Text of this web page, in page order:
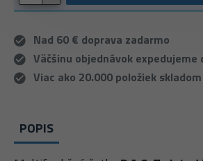
Nad 60 € doprava zadarmo
Väčšinu objednávok expedujeme
Viac ako 20.000 položiek skladom
POPIS